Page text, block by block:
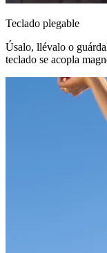
Teclado plegable
Úsalo, llévalo o
teclado se acopla